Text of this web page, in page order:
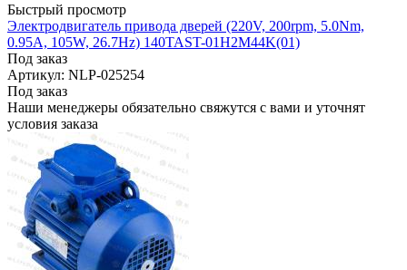
Быстрый просмотр
Электродвигатель привода дверей (220V, 200rpm, 5.0Nm,
0.95A, 105W, 26.7Hz) 140TAST-01H2M44K(01)
Под заказ
Артикул: NLP-025254
Под заказ
Наши менеджеры обязательно свяжутся с вами и уточнят
условия заказа